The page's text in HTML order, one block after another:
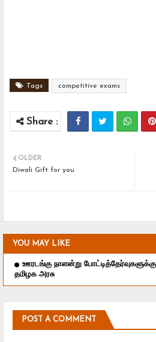
Tags competitive exams
OLDER
Diwali Gift for you
YOU MAY LIKE
ஊரடங்கு நாளன்று
தமிழக அரசு
POST A COMMENT